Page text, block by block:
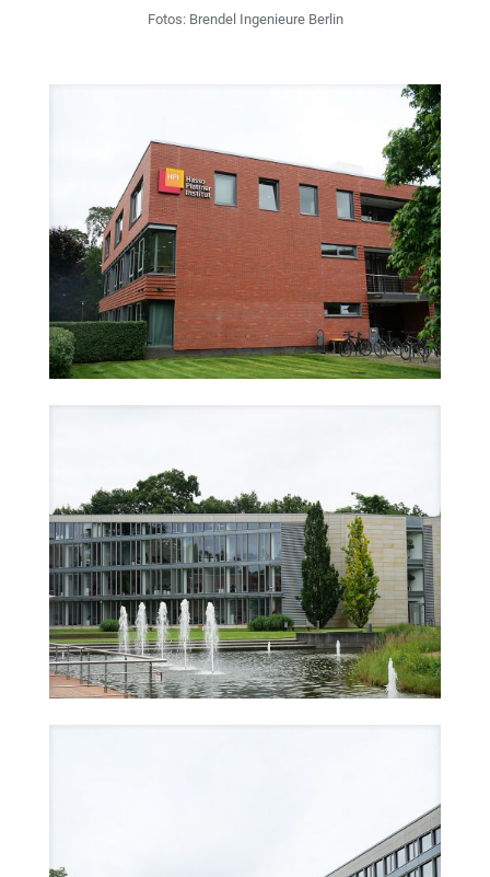
Fotos: Brendel Ingenieure Berlin